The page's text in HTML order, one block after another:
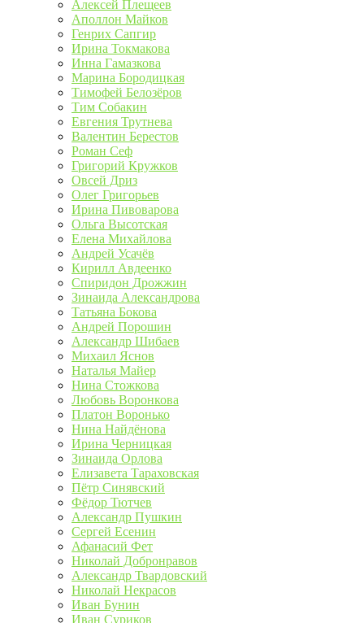
Алексей Плещеев
Аполлон Майков
Генрих Сапгир
Ирина Токмакова
Инна Гамазкова
Марина Бородицкая
Тимофей Белозёров
Тим Собакин
Евгения Трутнева
Валентин Берестов
Роман Сеф
Григорий Кружков
Овсей Дриз
Олег Григорьев
Ирина Пивоварова
Ольга Высотская
Елена Михайлова
Андрей Усачёв
Кирилл Авдеенко
Спиридон Дрожжин
Зинаида Александрова
Татьяна Бокова
Андрей Порошин
Александр Шибаев
Михаил Яснов
Наталья Майер
Нина Стожкова
Любовь Воронкова
Платон Воронько
Нина Найдёнова
Ирина Черницкая
Зинаида Орлова
Елизавета Тараховская
Пётр Синявский
Фёдор Тютчев
Александр Пушкин
Сергей Есенин
Афанасий Фет
Николай Добронравов
Александр Твардовский
Николай Некрасов
Иван Бунин
Иван Суриков